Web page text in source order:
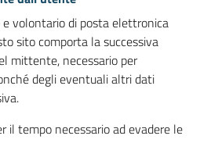
e volontario di posta elettronica
sito comporta la successiva
mittente, necessario per
degli eventuali altri dati
il tempo necessario ad evadere le